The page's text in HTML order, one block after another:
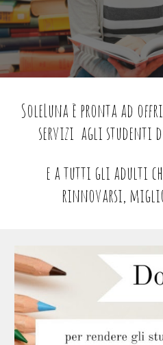
SoleLuna è pronta ad
servizi agli studenti
e a tutti gli adulti
rinnovarsi,